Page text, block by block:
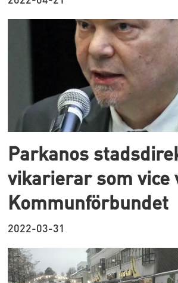
Parkanos
vikarierar som vice
Kommunförbundet
2022-03-31